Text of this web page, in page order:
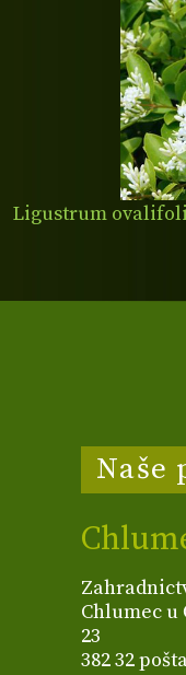
Ligustrum
Naše
Chlumec u
23
382 32